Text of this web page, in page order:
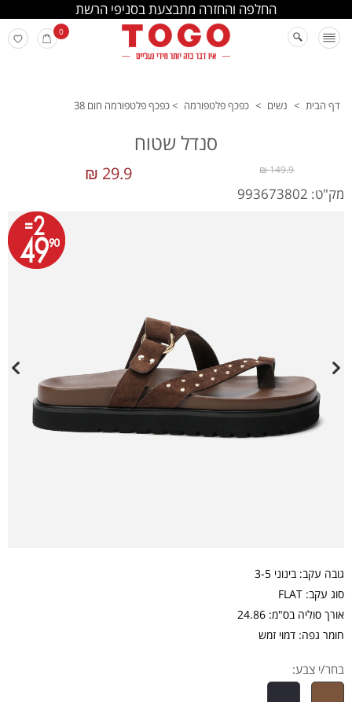
החלפה והחזרה מתבצעת בסניפי הרשת
0
דף הבית > נשים > כפכף פלטפורמה >כפכף פלטפורמה חום 38
סנדל שטוח
29.9 ₪ 149.9 ₪
מק"ט: 993673802
גובה עקב: בינוני 3-5
סוג עקב: FLAT
אורך סוליה בס"מ: 24.86
חומר גפה: דמוי זמש
בחר/י צבע: